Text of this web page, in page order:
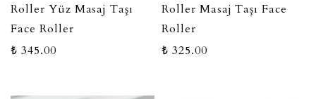
Roller Yüz Masaj Taşı
Face Roller
₺ 345.00
Roller Masaj Taşı Face
Roller
₺ 325.00